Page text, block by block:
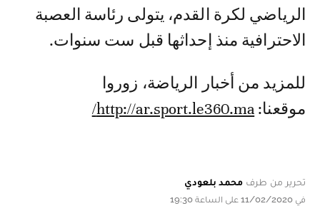
الرياضي لكرة القدم، يتولى رئاسة العصبة
الاحترافية منذ إحداثها قبل ست سنوات.
للمزيد من أخبار الرياضة، زوروا
موقعنا: http://ar.sport.le360.ma/
تحرير من طرف محمد بلعودي
في 11/02/2020 على الساعة 19:30